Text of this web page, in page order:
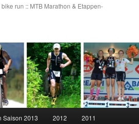
run :: MTB Marathon & Etappen-
Saison 2013 2012 2011